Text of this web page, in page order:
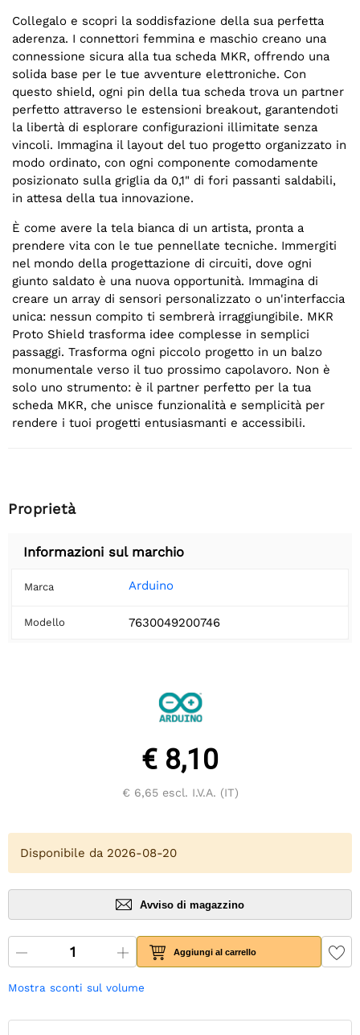
Collegalo e scopri la soddisfazione della sua perfetta
aderenza. I connettori femmina e maschio creano una
connessione sicura alla tua scheda MKR, offrendo una
solida base per le tue avventure elettroniche. Con
questo shield, ogni pin della tua scheda trova un partner
perfetto attraverso le estensioni breakout, garantendoti
la libertà di esplorare configurazioni illimitate senza
vincoli. Immagina il layout del tuo progetto organizzato in
modo ordinato, con ogni componente comodamente
posizionato sulla griglia da 0,1" di fori passanti saldabili,
in attesa della tua innovazione.
È come avere la tela bianca di un artista, pronta a
prendere vita con le tue pennellate tecniche. Immergiti
nel mondo della progettazione di circuiti, dove ogni
giunto saldato è una nuova opportunità. Immagina di
creare un array di sensori personalizzato o un'interfaccia
unica: nessun compito ti sembrerà irraggiungibile. MKR
Proto Shield trasforma idee complesse in semplici
passaggi. Trasforma ogni piccolo progetto in un balzo
monumentale verso il tuo prossimo capolavoro. Non è
solo uno strumento: è il partner perfetto per la tua
scheda MKR, che unisce funzionalità e semplicità per
rendere i tuoi progetti entusiasmanti e accessibili.
Proprietà
Informazioni sul marchio
Marca Arduino
Modello 7630049200746
€ 8,10
€ 6,65escl. I.V.A. (IT)
Disponibile da 2026-08-20
Avviso di magazzino
Aggiungi al carrello
Mostra sconti sul volume